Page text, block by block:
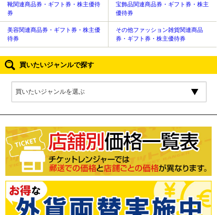
靴関連商品券・ギフト券・株主優待
券
宝飾品関連商品券・ギフト券・株主
優待券
美容関連商品券・ギフト券・株主優
待券
その他ファッション雑貨関連商品
券・ギフト券・株主優待券
買いたいジャンルで探す